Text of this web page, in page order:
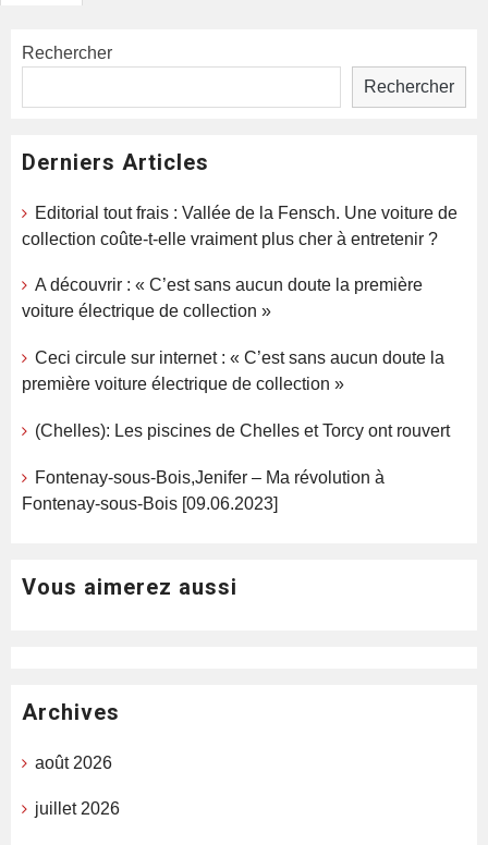
Rechercher
Rechercher
Derniers Articles
Editorial tout frais : Vallée de la Fensch. Une voiture de
collection coûte-t-elle vraiment plus cher à entretenir ?
A découvrir : « C’est sans aucun doute la première
voiture électrique de collection »
Ceci circule sur internet : « C’est sans aucun doute la
première voiture électrique de collection »
(Chelles): Les piscines de Chelles et Torcy ont rouvert
Fontenay-sous-Bois,Jenifer – Ma révolution à
Fontenay-sous-Bois [09.06.2023]
Vous aimerez aussi
Archives
août 2026
juillet 2026